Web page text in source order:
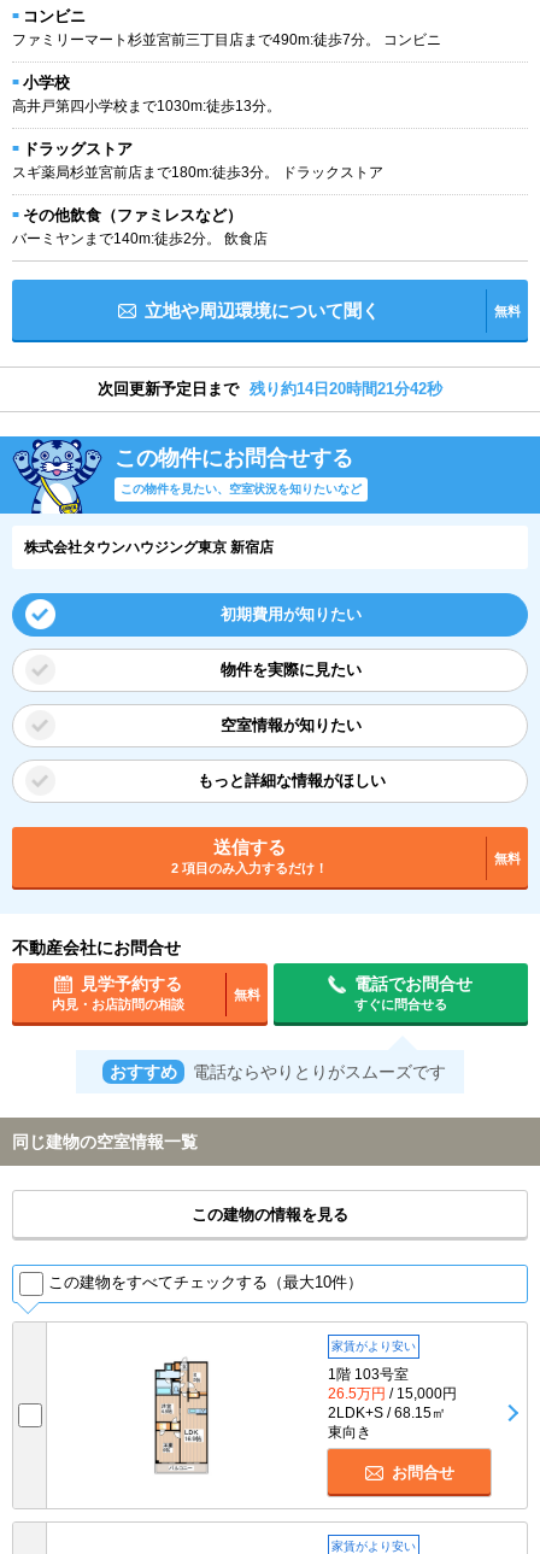
コンビニ
ファミリーマート杉並宮前三丁目店まで490m:徒歩7分。 コンビニ
小学校
高井戸第四小学校まで1030m:徒歩13分。
ドラッグストア
スギ薬局杉並宮前店まで180m:徒歩3分。 ドラックストア
その他飲食（ファミレスなど）
バーミヤンまで140m:徒歩2分。 飲食店
立地や周辺環境について聞く 無料
次回更新予定日まで 残り約14日20時間21分42秒
この物件にお問合せする
この物件を見たい、空室状況を知りたいなど
株式会社タウンハウジング東京 新宿店
初期費用が知りたい
物件を実際に見たい
空室情報が知りたい
もっと詳細な情報がほしい
送信する
2 項目のみ入力するだけ！
無料
不動産会社にお問合せ
見学予約する
内見・お店訪問の相談
無料
電話でお問合せ
すぐに問合せる
おすすめ 電話ならやりとりがスムーズです
同じ建物の空室情報一覧
この建物の情報を見る
この建物をすべてチェックする（最大10件）
家賃がより安い
1階 103号室
26.5万円 / 15,000円
2LDK+S / 68.15㎡
東向き
お問合せ
家賃がより安い